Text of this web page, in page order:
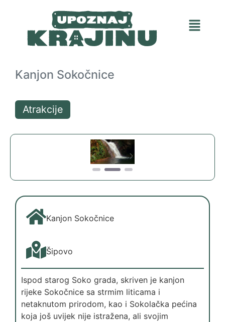
Kanjon Sokočnice
Atrakcije
Previous Next
Kanjon Sokočnice
Šipovo
Ispod starog Soko grada, skriven je kanjon
rijeke Sokočnice sa strmim liticama i
netaknutom prirodom, kao i Sokolačka pećina
koja još uvijek nije istražena, ali svojim